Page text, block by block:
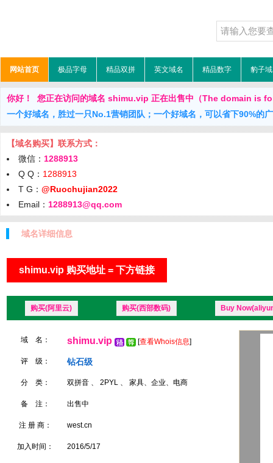
网站首页 极品字母 精品双拼 英文域名 精品数字 豹子
你好！ 您正在访问的域名 shimu.vip 正在出售中（The domain is
一个好域名，胜过一只No.1营销团队；一个好域名，可以省下90%的
【域名购买】联系方式：
微信： 1288913
Q Q： 1288913
T G： @Ruochujian2022
Email： 1288913@qq.com
域名详细信息
shimu.vip 购买地址 = 下方链接
购买(阿里云) 购买(西部数码) Buy
域 名： shimu.vip [查看Whois信息]
评 级： 钻石级
分 类： 双拼音 、 2PYL 、 家具、企业、电商
备 注： 出售中
注 册 商： west.cn
加入时间： 2016/5/17